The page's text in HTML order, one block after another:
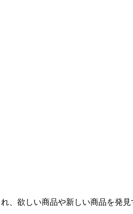
欲しい商品や新しい商品を発見